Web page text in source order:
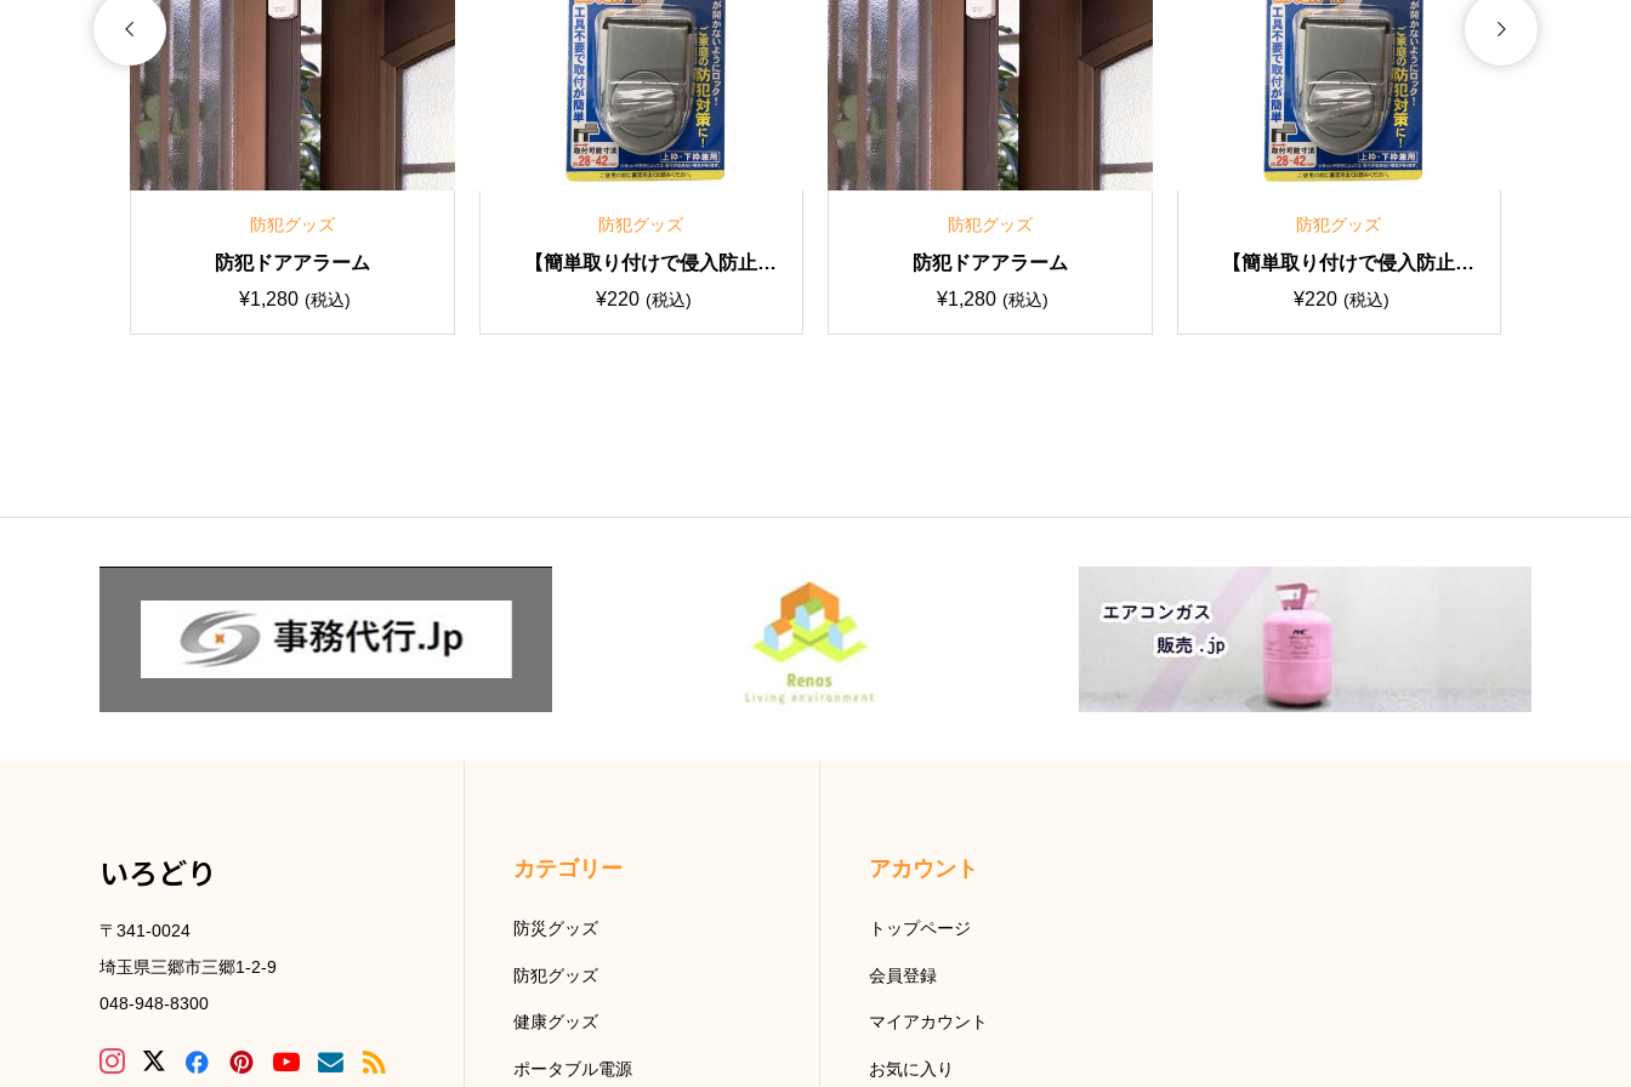
防犯グッズ
防犯ドアアラーム
¥1,280 (税込)
防犯グッズ
【簡単取り付けで侵入防止
に！】NEW開かずの窓
¥220 (税込)
防犯グッズ
防犯ドアアラーム
¥1,280 (税込)
防犯グッズ
【簡単取り付けで侵入防止
に！】NEW開かずの窓
¥220 (税込)
いろどり
〒341-0024
埼玉県三郷市三郷1-2-9
048-948-8300
カテゴリー
防災グッズ
防犯グッズ
健康グッズ
ポータブル電源
アカウント
トップページ
会員登録
マイアカウント
お気に入り